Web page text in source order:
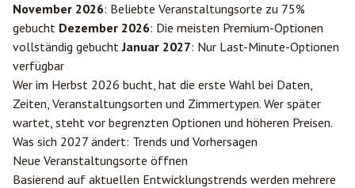
November 2026: Beliebte Veranstaltungsorte zu 75%
gebucht Dezember 2026: Die meisten Premium-Optionen
vollständig gebuchtJanuar 2027: Nur Last-Minute-Optionen
verfügbar
Wer im Herbst 2026 bucht, hat die erste Wahl bei Daten,
Zeiten, Veranstaltungsorten und Zimmertypen. Wer später
wartet, steht vor begrenzten Optionen und höheren Preisen.
Was sich 2027 ändert: Trends und Vorhersagen
Neue Veranstaltungsorte öffnen
Basierend auf aktuellen Entwicklungstrends werden mehrere